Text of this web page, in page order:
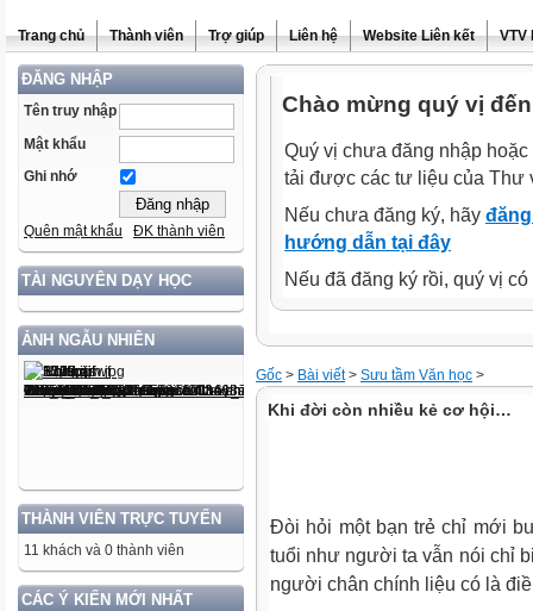
Trang chủ Thành viên Trợ giúp Liên hệ Website Liên kết VTV
ĐĂNG NHẬP
Tên truy nhập
Mật khẩu
Ghi nhớ
Quên mật khẩu ĐK thành viên
TÀI NGUYÊN DẠY HỌC
ẢNH NGẪU NHIÊN
THÀNH VIÊN TRỰC TUYẾN
11 khách và 0 thành viên
CÁC Ý KIẾN MỚI NHẤT
Chào mừng quý vị
Quý vị chưa đăng nhập
tải được các tư liệu của Thư
Nếu chưa đăng ký, hãy
hướng dẫn tại đây
Nếu đã đăng ký rồi, quý vị
Gốc > Bài viết> Sưu tầm Văn học >
Khi đời còn nhiều kẻ cơ hội…
Đòi hỏi một bạn trẻ chỉ mới
tuổi như người ta vẫn nói chỉ
người chân chính liệu có là